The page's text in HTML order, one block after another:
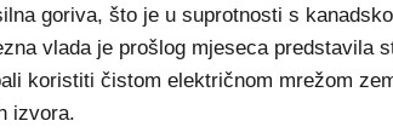
goriva, što je u suprotnosti s
vlada je prošlog mjeseca predstavila
koristiti čistom električnom mrežom
izvora.